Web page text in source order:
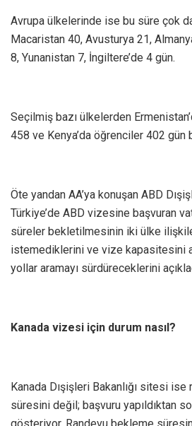
Avrupa ülkelerinde ise bu süre çok
Macaristan 40, Avusturya 21,
8, Yunanistan 7, İngiltere’de 4 gün.
Seçilmiş bazı ülkelerden
458 ve Kenya’da öğrenciler 402 gün
Öte yandan AA’ya konuşan ABD
Türkiye’de ABD vizesine başvuran
süreler bekletilmesinin iki ülke
istemediklerini ve vize kapasitesini
yollar aramayı sürdüreceklerini
Kanada vizesi için durum nasıl?
Kanada Dışişleri Bakanlığı sitesi
süresini değil; başvuru yapıldıktan